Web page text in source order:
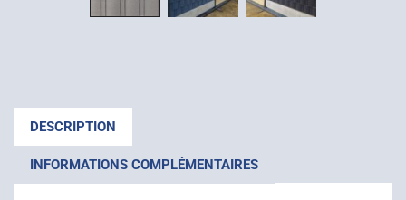
DESCRIPTION
INFORMATIONS COMPLÉMENTAIRES